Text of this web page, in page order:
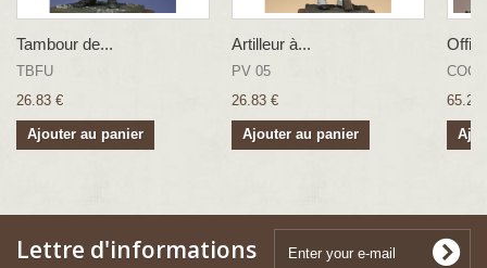
Tambour de...
TBFU
26.83 €
Ajouter au panier
Artilleur à...
PV 05
26.83 €
Ajouter au panier
65.22
Lettre d'informations